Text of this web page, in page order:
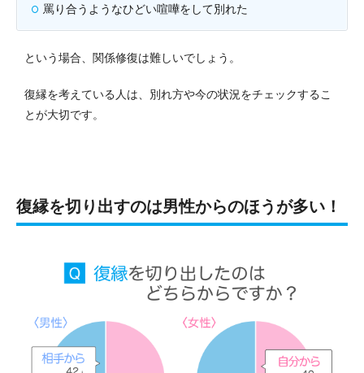
罵り合うようなひどい喧嘩をして別れた
という場合、関係修復は難しいでしょう。
復縁を考えている人は、別れ方や今の状況をチェックするこ
とが大切です。
復縁を切り出すのは男性からのほうが多い！